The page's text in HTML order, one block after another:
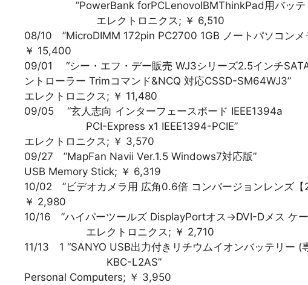
”PowerBank forPCLenovoIBMThinkPad用バッテリ
エレクトロニクス; ￥ 6,510
08/10 ”MicroDIMM 172pin PC2700 1GB ノートパソコンメ
￥ 15,400
09/01 “シー・エフ・デー販売 WJ3シリーズ2.5インチ
ントローラー Trimコマンド&NCQ 対応CSSD-SM64WJ3”
エレクトロニクス; ￥ 11,480
09/05 “玄人志向 インターフェースボード IEEE1394a
PCI-Express x1 IEEE1394-PCIE”
エレクトロニクス; ￥ 3,570
09/27 ”MapFan Navii Ver.1.5 Windows7対応版”
USB Memory Stick; ￥ 6,319
10/02 ”ビデオカメラ用 広角0.6倍 コンバージョンレンズ【
￥ 2,980
10/16 ”ハイパーツールズ DisplayPortオス→DVI-Dメス ケ
エレクトロニクス; ￥ 2,710
11/13 1 “SANYO USB出力付きリチウムイオンバッテリー (
KBC-L2AS”
Personal Computers; ￥ 3,950